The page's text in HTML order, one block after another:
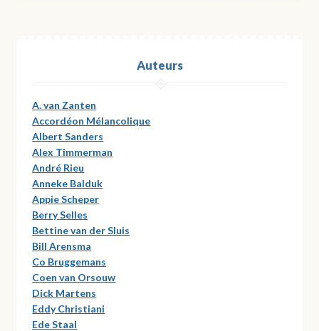
Auteurs
A. van Zanten
Accordéon Mélancolique
Albert Sanders
Alex Timmerman
André Rieu
Anneke Balduk
Appie Scheper
Berry Selles
Bettine van der Sluis
Bill Arensma
Co Bruggemans
Coen van Orsouw
Dick Martens
Eddy Christiani
Ede Staal